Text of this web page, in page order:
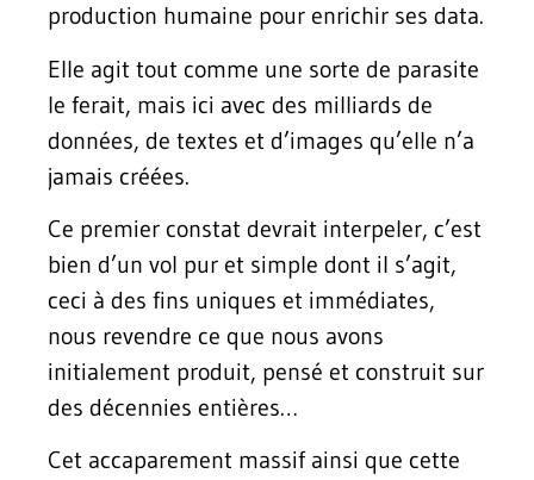
production humaine pour enrichir ses data.
Elle agit tout comme une sorte de parasite
le ferait, mais ici avec des milliards de
données, de textes et d’images qu’elle n’a
jamais créées.
Ce premier constat devrait interpeler, c’est
bien d’un vol pur et simple dont il s’agit,
ceci à des fins uniques et immédiates,
nous revendre ce que nous avons
initialement produit, pensé et construit sur
des décennies entières…
Cet accaparement massif ainsi que cette